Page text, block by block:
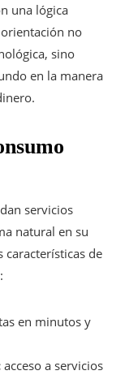
una lógica
no
sino
en la manera
servicios
natural en su
características de
en minutos y
acceso a servicios